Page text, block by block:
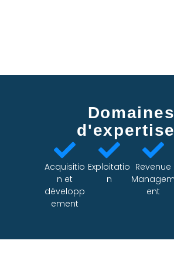
Domaines
Acquisitio
n et
développ
ement
Exploitatio
n
Revenue
Managem
ent